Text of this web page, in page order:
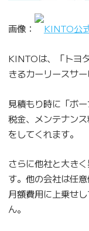
画像： KINTO公
KINTOは、「トヨ
きるカーリースサー
見積もり時に「ボ
税金、メンテナン
をしてくれます。
さらに他社と大き
す。他の会社は任
月額費用に上乗せ
ん。